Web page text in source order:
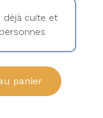
dèjà cuite et
panier